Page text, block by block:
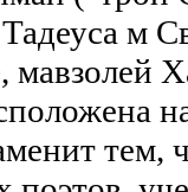
м
мавзолей
тем,